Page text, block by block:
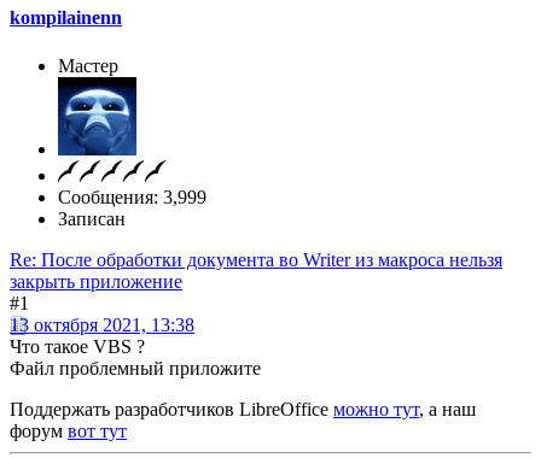
kompilainenn
Мастер
Сообщения: 3,999
Записан
Re: После обработки документа во Writer из макроса нельзя
закрыть приложение
#1
13 октября 2021, 13:38
Что такое VBS ?
Файл проблемный приложите
Поддержать разработчиков LibreOffice можно тут, а наш
форум вот тут